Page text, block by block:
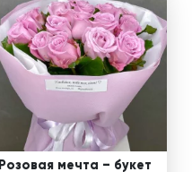
Розовая мечта – букет